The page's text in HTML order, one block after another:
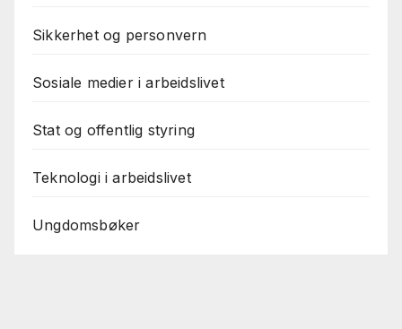
Sikkerhet og personvern
Sosiale medier i arbeidslivet
Stat og offentlig styring
Teknologi i arbeidslivet
Ungdomsbøker